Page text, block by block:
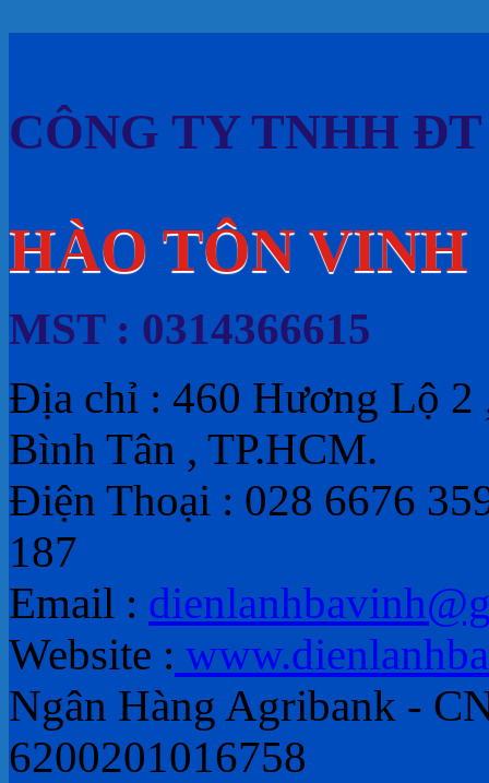
CÔNG TY TNHH
HÀO TÔN VINH
MST : 0314366615
Địa chỉ : 460 Hương Lộ 2
Bình Tân , TP.HCM.
Điện Thoại : 028 6676
187
Email :
Website :
Ngân Hàng Agribank -
6200201016758